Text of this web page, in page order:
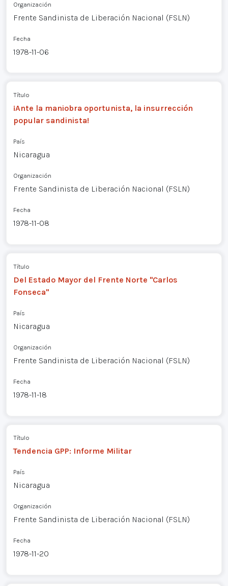
Organización
Frente Sandinista de Liberación Nacional (FSLN)
Fecha
1978-11-06
Título
¡Ante la maniobra oportunista, la insurrección
popular sandinista!
País
Nicaragua
Organización
Frente Sandinista de Liberación Nacional (FSLN)
Fecha
1978-11-08
Título
Del Estado Mayor del Frente Norte "Carlos
Fonseca"
País
Nicaragua
Organización
Frente Sandinista de Liberación Nacional (FSLN)
Fecha
1978-11-18
Título
Tendencia GPP: Informe Militar
País
Nicaragua
Organización
Frente Sandinista de Liberación Nacional (FSLN)
Fecha
1978-11-20